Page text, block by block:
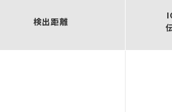
検出距離